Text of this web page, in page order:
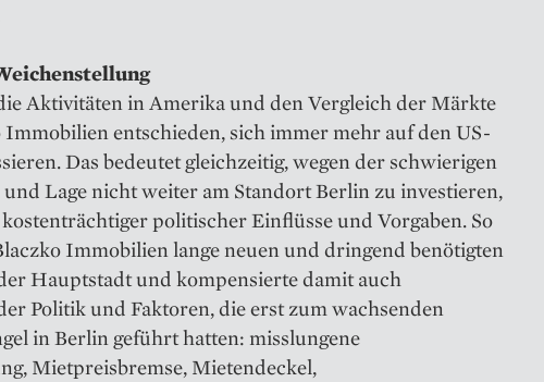
Aktivitäten in Amerika und den Vergleich der Märkte
Immobilien entschieden, sich immer mehr auf den US-
Das bedeutet gleichzeitig, wegen der schwierigen
Lage nicht weiter am Standort Berlin zu investieren,
politischer Einflüsse und Vorgaben. So
Immobilien lange neuen und dringend benötigten
Hauptstadt und kompensierte damit auch
Politik und Faktoren, die erst zum wachsenden
in Berlin geführt hatten: misslungene
Mietpreisbremse, Mietendeckel,